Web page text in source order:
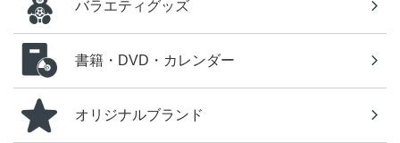
バラエティグッズ
書籍・DVD・カレンダー
オリジナルブランド